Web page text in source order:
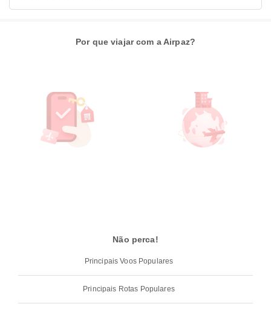
Por que viajar com a Airpaz?
Não perca!
Principais Voos Populares
Principais Rotas Populares